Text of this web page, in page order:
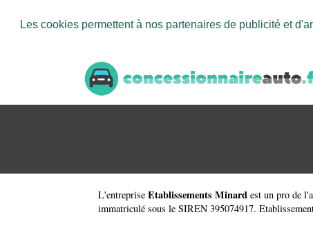
Les cookies permettent à nos partenaires de publicité et
L'entreprise Etablissements Minard est un pro de
immatriculé sous le SIREN 395074917.